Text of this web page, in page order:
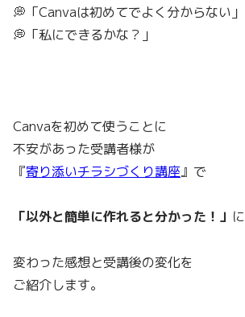
💭「Canvaは初めてでよく分からない」
💭「私にできるかな？」
Canvaを初めて使うことに
不安があった受講者様が
『寄り添いチラシづくり講座』で
「以外と簡単に作れると分かった！」 に
変わった感想と受講後の変化を
ご紹介します。